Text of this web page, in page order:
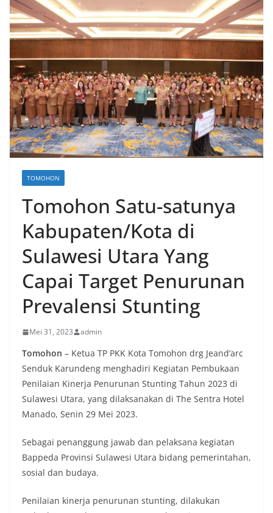
TOMOHON
Tomohon Satu-satunya
Kabupaten/Kota di
Sulawesi Utara Yang
Capai Target Penurunan
Prevalensi Stunting
Mei 31, 2023 admin
Tomohon – Ketua TP PKK Kota Tomohon drg Jeand’arc
Senduk Karundeng menghadiri Kegiatan Pembukaan
Penilaian Kinerja Penurunan Stunting Tahun 2023 di
Sulawesi Utara, yang dilaksanakan di The Sentra Hotel
Manado, Senin 29 Mei 2023.
Sebagai penanggung jawab dan pelaksana kegiatan
Bappeda Provinsi Sulawesi Utara bidang pemerintahan,
sosial dan budaya.
Penilaian kinerja penurunan stunting, dilakukan